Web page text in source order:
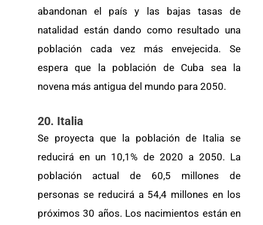
abandonan el país y las bajas tasas de
natalidad están dando como resultado una
población cada vez más envejecida. Se
espera que la población de Cuba sea la
novena más antigua del mundo para 2050.
20. Italia
Se proyecta que la población de Italia se
reducirá en un 10,1% de 2020 a 2050. La
población actual de 60,5 millones de
personas se reducirá a 54,4 millones en los
próximos 30 años. Los nacimientos están en